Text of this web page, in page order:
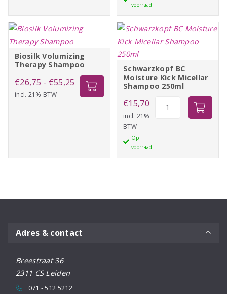
aantal
voorraad
250ml
aantal
Biosilk Volumizing
Therapy Shampoo
€26,75 - €55,25 Prijsklasse:
€26,75
incl. 21% BTW
Schwarzkopf BC
Moisture Kick Micellar
Shampoo 250ml
€15,70
incl. 21%
BTW
Op
voorraad
Schwarzkopf
Adres & contact
Breestraat 36
2311 CS Leiden
071 - 512 5212